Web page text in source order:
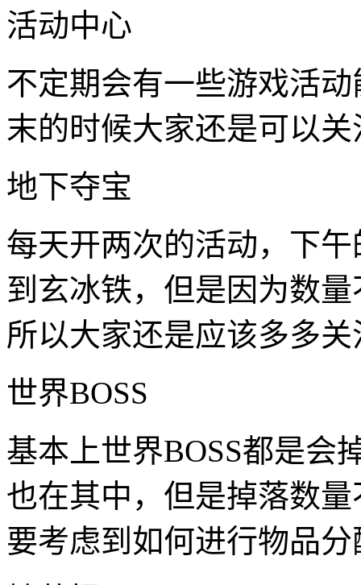
活动中心
不定期会有一些游戏活
末的时候大家还是可以
地下夺宝
每天开两次的活动，下
到玄冰铁，但是因为数
所以大家还是应该多多
世界BOSS
基本上世界BOSS都是会
也在其中，但是掉落数
要考虑到如何进行物品分